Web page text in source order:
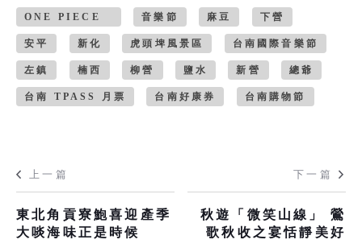
ONE PIECE 音樂節 麻豆 下營
安平 新化 虎頭埤風景區 台南國際音樂節
左鎮 楠西 柳營 鹽水 新營 總爺
台南 TPASS 月票 台南好康券 台南購物節
上一篇
東北角貢寮鮑喜迎產季
大啖海味正是時候
下一篇
秋遊「微笑山線」 鶯
歌秋收之宴恬靜美好